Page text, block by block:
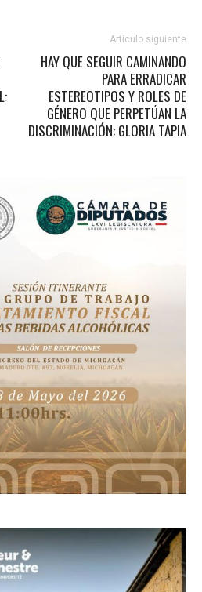
Artículo siguiente
HAY QUE SEGUIR CAMINANDO
PARA ERRADICAR
ESTEREOTIPOS Y ROLES DE
GÉNERO QUE PERPETÚAN LA
DISCRIMINACIÓN: GLORIA TAPIA